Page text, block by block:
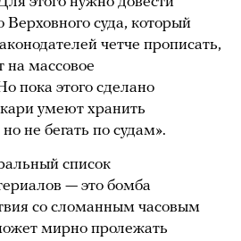
Верховного суда, который
четче прописать,
на массовое
пока этого сделано
умеют хранить
не бегать по судам».
список
— это бомба
со сломанным часовым
мирно пролежать